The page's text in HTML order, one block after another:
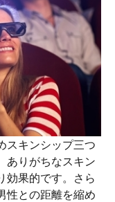
スキンシップ三つ
ありがちなスキン
効果的です。さら
性との距離を縮め